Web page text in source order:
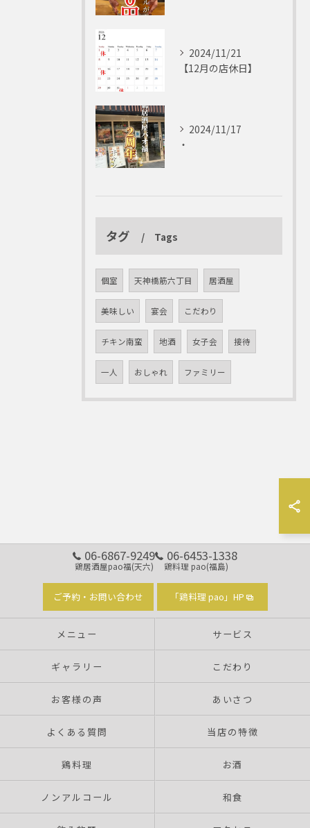
2024/11/21
【12月の店休日】
2024/11/17
・
タグ Tags
個室 天神橋筋六丁目 居酒屋
美味しい 宴会 こだわり
チキン南蛮 地酒 女子会 接待
一人 おしゃれ ファミリー
06-6867-9249
鶏居酒屋pao福(天六)
06-6453-1338
鶏料理 pao(福島)
ご予約・お問い合わせ 「鶏料理 pao」HP
メニュー サービス
ギャラリー こだわり
お客様の声 あいさつ
よくある質問 当店の特徴
鶏料理 お酒
ノンアルコール 和食